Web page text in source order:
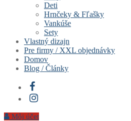
Deti
Hrnčeky & Fľašky
Vankúše
Sety
Vlastný dizajn
Pre firmy / XXL objednávky
Domov
Blog / Články
Môj účet